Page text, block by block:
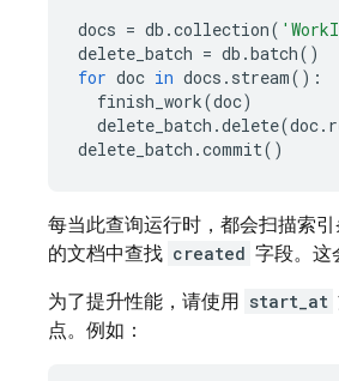
docs = db .collection(
delete_batch = db .batch()
for doc in docs . stream():
finish_work(doc)
delete_batch .delete(doc.
delete_batch .commit()
每当此查询运行时，都会扫描索
的文档中查找 created 字段。这
为了提升性能，请使用 start_at
点。例如：